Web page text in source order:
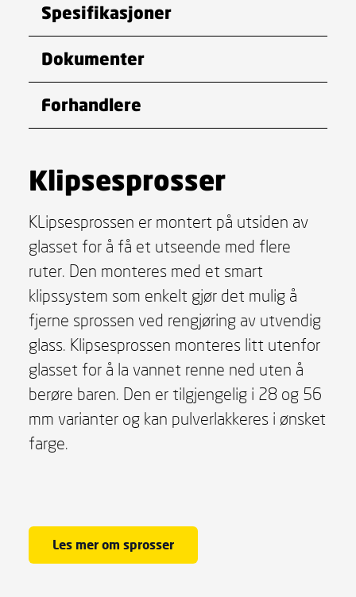
Spesifikasjoner
Dokumenter
Forhandlere
Klipsesprosser
KLipsesprossen er montert på utsiden av
glasset for å få et utseende med flere
ruter. Den monteres med et smart
klipssystem som enkelt gjør det mulig å
fjerne sprossen ved rengjøring av utvendig
glass. Klipsesprossen monteres litt utenfor
glasset for å la vannet renne ned uten å
berøre baren. Den er tilgjengelig i 28 og 56
mm varianter og kan pulverlakkeres i ønsket
farge.
Les mer om sprosser